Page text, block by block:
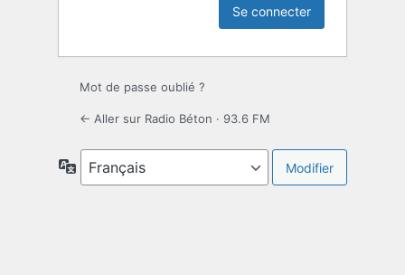
Mot de passe oublié ?
← Aller sur Radio Béton · 93.6 FM
Langue